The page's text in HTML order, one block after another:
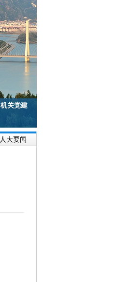
机关党建
人大要闻